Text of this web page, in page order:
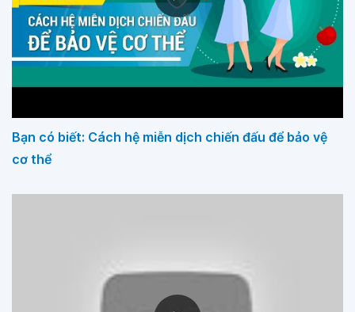
Bạn có biết: Cách hệ miễn dịch chiến đấu để bảo vệ
cơ thể